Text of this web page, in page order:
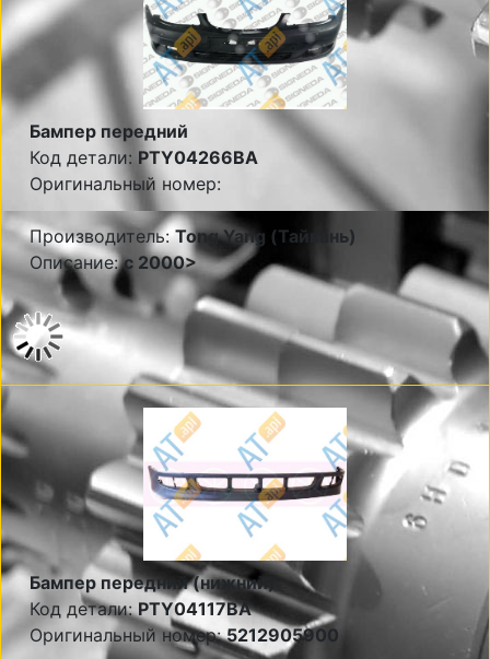
Бампер передний
Код детали: PTY04266BA
Оригинальный номер:
Производитель:Tong Yang (Тайвань)
Описание:c 2000>
Бампер передний (нижний)
Код детали:PTY04117BA
Оригинальный номер:5212905900